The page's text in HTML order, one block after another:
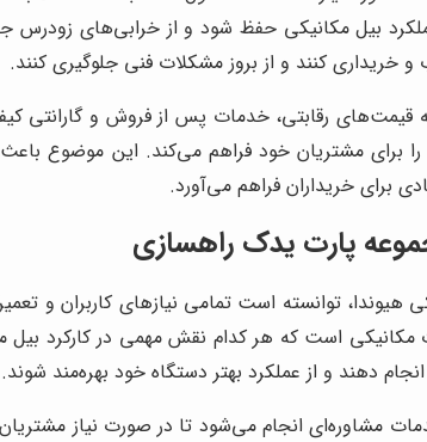
بیل مکانیکی حفظ شود و از خرابی‌های
خریداری کنند و از بروز مشکلات فنی جلوگیری کنند.
قیمت‌های رقابتی، خدمات پس از فروش و گارانتی
برای مشتریان خود فراهم می‌کند. این موضوع
برای خریداران فراهم می‌آورد.
پارت یدک راهسازی
هیوندا، توانسته است تمامی نیازهای کاربران و
است که هر کدام نقش مهمی در کارکرد
دهند و از عملکرد بهتر دستگاه خود بهره‌مند شوند.
مشاوره‌ای انجام می‌شود تا در صورت نیاز مشتریان